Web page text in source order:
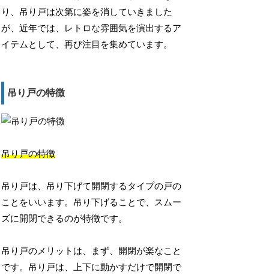
り、吊り戸は次第に姿を消していきました
が、近年では、レトロな雰囲気を演出するア
イテムとして、再び注目を集めています。
吊り戸の特徴
吊り戸の特徴
吊り戸は、吊り下げて開閉するタイプの戸の
ことをいいます。吊り下げることで、スムー
ズに開閉できるのが特徴です。
吊り戸のメリットは、まず、開閉が楽なこと
です。吊り戸は、上下に動かすだけで開閉で